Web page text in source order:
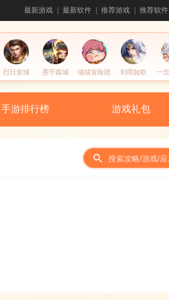
最新游戏 最新软件 推荐游戏 推荐软件
烈日皇城 墨守孤城 绒绒冒险团 剑雨如歌
手游排行榜 游戏礼包